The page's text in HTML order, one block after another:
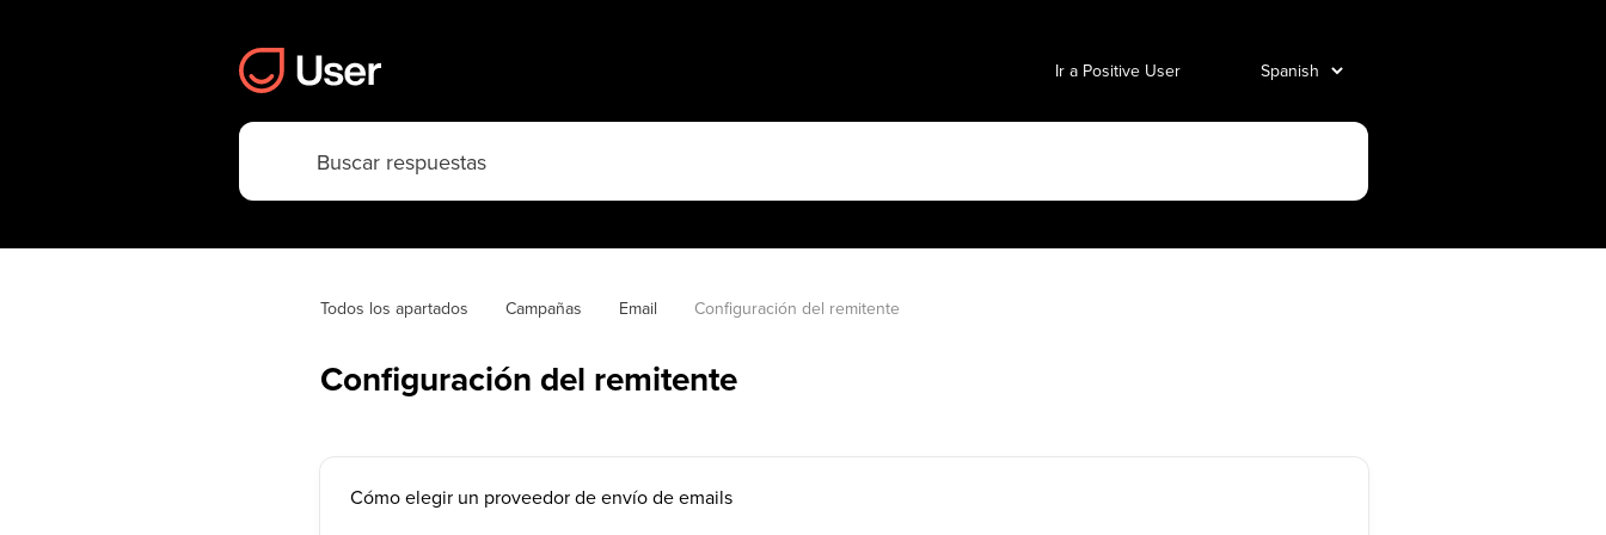
Ir a Positive User
Todos los apartados Campañas Email Configuración del remitente
Configuración del remitente
Cómo elegir un proveedor de envío de emails